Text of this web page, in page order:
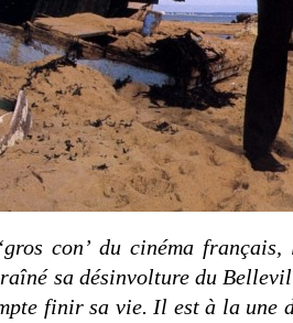
con’ du cinéma français,
sa désinvolture du
finir sa vie. Il est à la une